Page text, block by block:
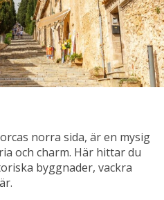
norra sida, är en mysig
och charm. Här hittar du
byggnader, vackra